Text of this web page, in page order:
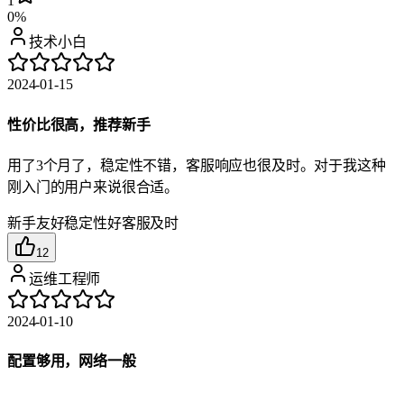
0%
技术小白
2024-01-15
性价比很高，推荐新手
用了3个月了，稳定性不错，客服响应也很及时。对于我这种
刚入门的用户来说很合适。
新手友好稳定性好客服及时
12
运维工程师
2024-01-10
配置够用，网络一般